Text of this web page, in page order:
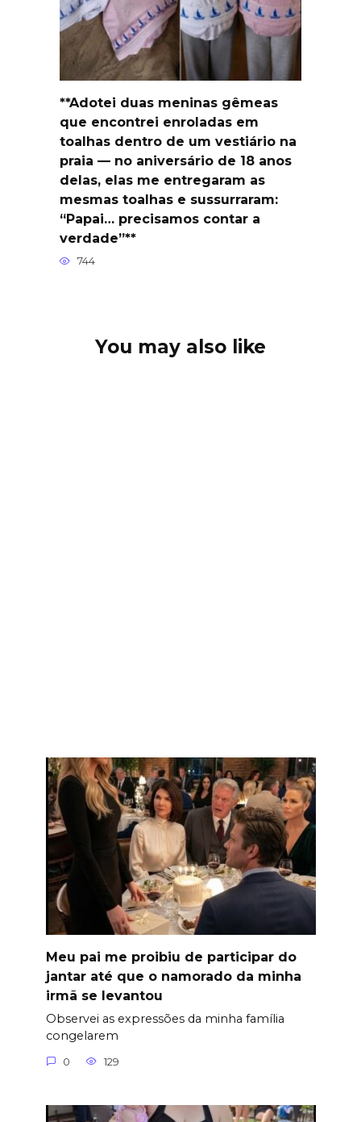
**Adotei duas meninas gêmeas
que encontrei enroladas em
toalhas dentro de um vestiário na
praia — no aniversário de 18 anos
delas, elas me entregaram as
mesmas toalhas e sussurraram:
“Papai… precisamos contar a
verdade”**
744
You may also like
Meu pai me proibiu de participar do
jantar até que o namorado da minha
irmã se levantou
Observei as expressões da minha família
congelarem
0 129